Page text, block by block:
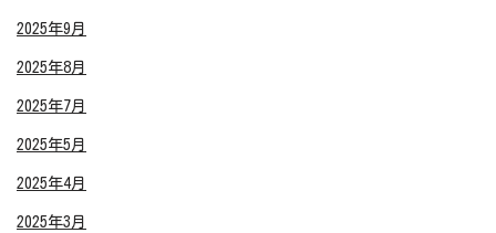
2025年9月
2025年8月
2025年7月
2025年5月
2025年4月
2025年3月